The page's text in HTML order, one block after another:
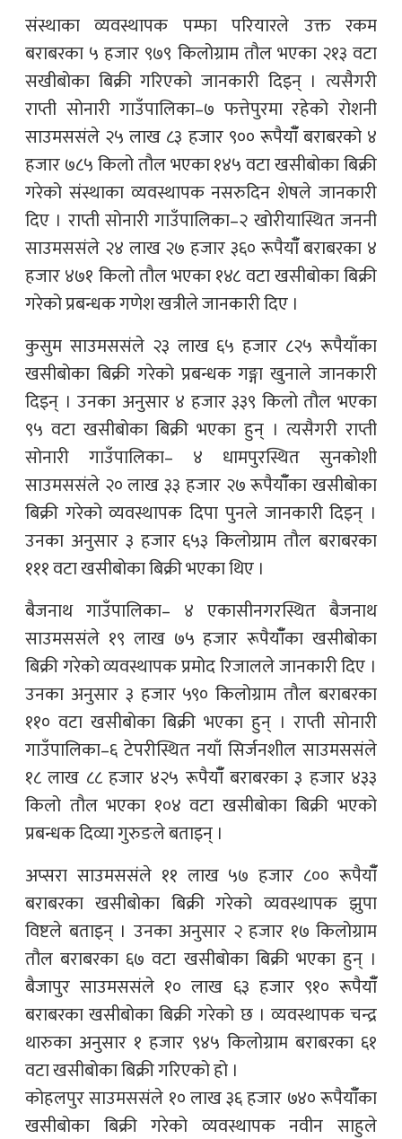
संस्थाका व्यवस्थापक पम्फा परियारले उक्त रकम
बराबरका ५ हजार ९७९ किलोग्राम तौल भएका २१३ वटा
सखीबोका बिक्री गरिएको जानकारी दिइन् । त्यसैगरी
राप्ती सोनारी गाउँपालिका–७ फत्तेपुरमा रहेको रोशनी
साउमससंले २५ लाख ८३ हजार ९०० रूपैयाँँ बराबरको ४
हजार ७८५ किलो तौल भएका १४५ वटा खसीबोका बिक्री
गरेको संस्थाका व्यवस्थापक नसरुदिन शेषले जानकारी
दिए । राप्ती सोनारी गाउँपालिका–२ खोरीयास्थित जननी
साउमससंले २४ लाख २७ हजार ३६० रूपैयाँँ बराबरका ४
हजार ४७१ किलो तौल भएका १४८ वटा खसीबोका बिक्री
गरेको प्रबन्धक गणेश खत्रीले जानकारी दिए ।
कुसुम साउमससंले २३ लाख ६५ हजार ८२५ रूपैयाँका
खसीबोका बिक्री गरेको प्रबन्धक गङ्गा खुनाले जानकारी
दिइन् । उनका अनुसार ४ हजार ३३९ किलो तौल भएका
९५ वटा खसीबोका बिक्री भएका हुन् । त्यसैगरी राप्ती
सोनारी गाउँपालिका– ४ धामपुरस्थित सुनकोशी
साउमससंले २० लाख ३३ हजार २७ रूपैयाँँका खसीबोका
बिक्री गरेको व्यवस्थापक दिपा पुनले जानकारी दिइन् ।
उनका अनुसार ३ हजार ६५३ किलोग्राम तौल बराबरका
१११ वटा खसीबोका बिक्री भएका थिए ।
बैजनाथ गाउँपालिका– ४ एकासीनगरस्थित बैजनाथ
साउमससंले १९ लाख ७५ हजार रूपैयाँँका खसीबोका
बिक्री गरेको व्यवस्थापक प्रमोद रिजालले जानकारी दिए ।
उनका अनुसार ३ हजार ५९० किलोग्राम तौल बराबरका
११० वटा खसीबोका बिक्री भएका हुन् । राप्ती सोनारी
गाउँपालिका–६ टेपरीस्थित नयाँ सिर्जनशील साउमससंले
१८ लाख ८८ हजार ४२५ रूपैयाँँ बराबरका ३ हजार ४३३
किलो तौल भएका १०४ वटा खसीबोका बिक्री भएको
प्रबन्धक दिव्या गुरुङले बताइन् ।
अप्सरा साउमससंले ११ लाख ५७ हजार ८०० रूपैयाँँ
बराबरका खसीबोका बिक्री गरेको व्यवस्थापक झुपा
विष्टले बताइन् । उनका अनुसार २ हजार १७ किलोग्राम
तौल बराबरका ६७ वटा खसीबोका बिक्री भएका हुन् ।
बैजापुर साउमससंले १० लाख ६३ हजार ९१० रूपैयाँँ
बराबरका खसीबोका बिक्री गरेको छ । व्यवस्थापक चन्द्र
थारुका अनुसार १ हजार ९४५ किलोग्राम बराबरका ६१
वटा खसीबोका बिक्री गरिएको हो ।
कोहलपुर साउमससंले १० लाख ३६ हजार ७४० रूपैयाँँका
खसीबोका बिक्री गरेको व्यवस्थापक नवीन साहुले